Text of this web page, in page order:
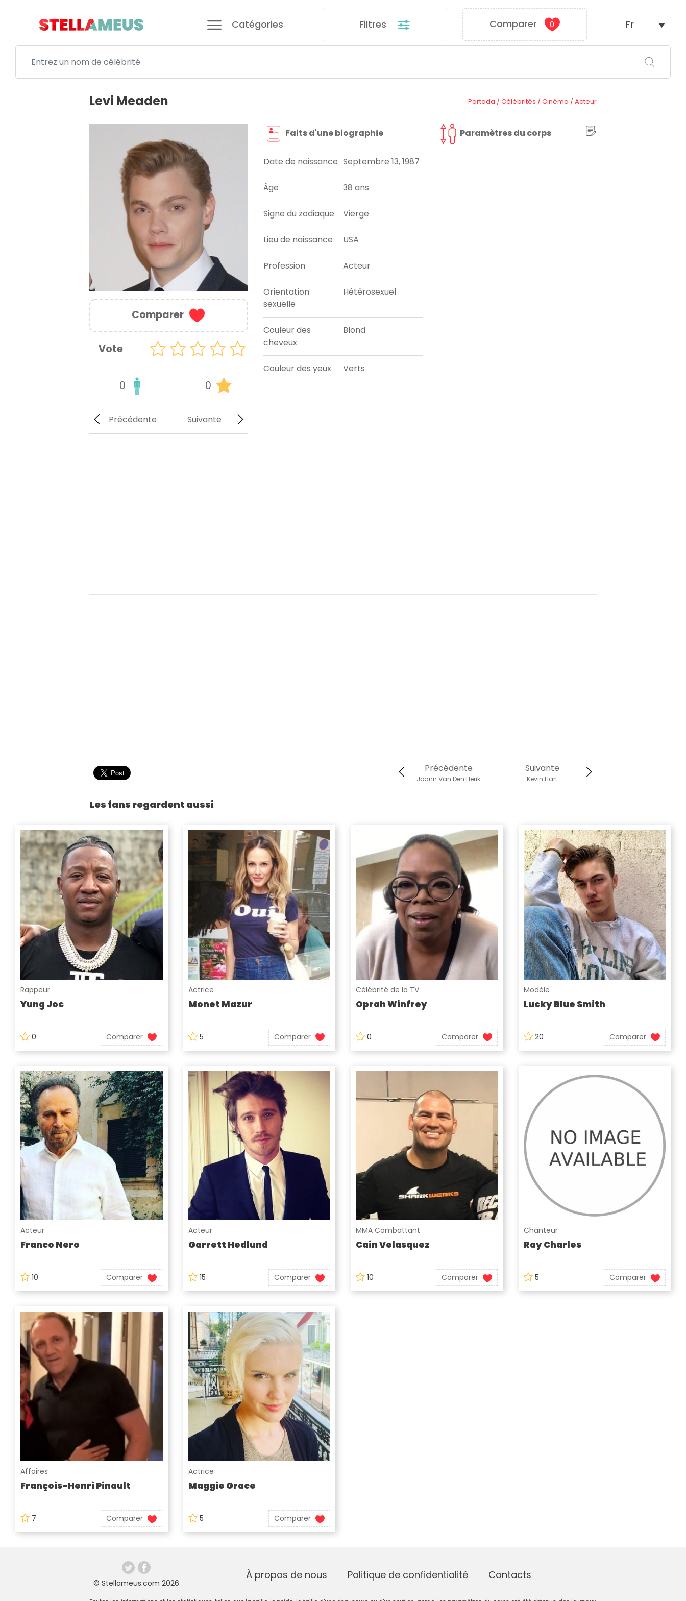
Catégories Filtres Comparer 0 Fr
Levi Meaden Portada /Célébrités /Cinéma /Acteur
Comparer
Vote
0 0
Suivante
Précédente
Faits d'une biographie
Date de naissance Septembre 13, 1987
Âge 38 ans
Signe du zodiaque Vierge
Lieu de naissance USA
Profession Acteur
Orientation
sexuelle
Hétérosexuel
Couleur des
cheveux
Blond
Couleur des yeux Verts
Paramètres du corps
Suivante
Kevin Hart
Précédente
Joann Van Den Herik
Les fans regardent aussi
Rappeur
Yung Joc
0 Comparer
Actrice
Monet Mazur
5 Comparer
Célébrité de la TV
Oprah Winfrey
0 Comparer
Modèle
Lucky Blue Smith
20 Comparer
Acteur
Franco Nero
10 Comparer
Acteur
Garrett Hedlund
15 Comparer
MMA Combattant
Cain Velasquez
10 Comparer
Chanteur
Ray Charles
5 Comparer
Affaires
François-Henri Pinault
7 Comparer
Actrice
Maggie Grace
5 Comparer
© Stellameus.com 2026
À propos de nous Politique de confidentialité Contacts